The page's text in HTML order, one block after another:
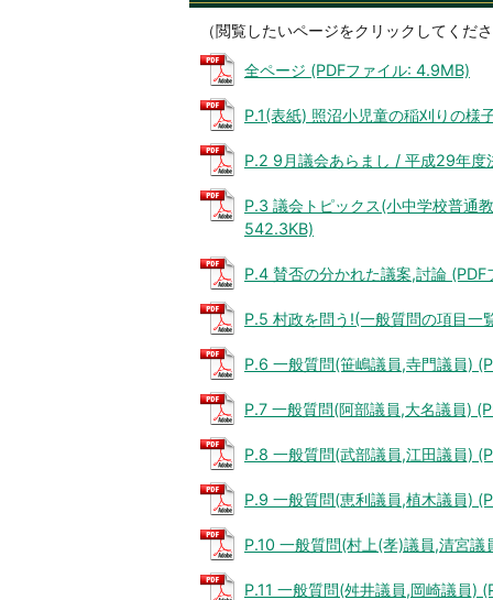
（閲覧したいページをクリックしてくださ
全ページ (PDFファイル: 4.9MB)
P.1(表紙) 照沼小児童の稲刈りの様
P.2 9月議会あらまし / 平成29年
P.3 議会トピックス(小中学校普通
542.3KB)
P.4 賛否の分かれた議案,討論
P.5 村政を問う!(一般質問の項目一
P.6 一般質問(笹嶋議員,寺門議員)
P.7 一般質問(阿部議員,大名議員)
P.8 一般質問(武部議員,江田議員)
P.9 一般質問(恵利議員,植木議員)
P.10 一般質問(村上(孝)議員,清宮議
P.11 一般質問(舛井議員,岡崎議員)